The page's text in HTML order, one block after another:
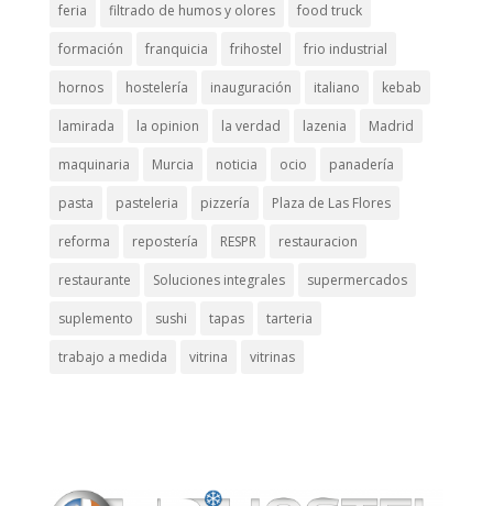
feria filtrado de humos y olores food truck
formación franquicia frihostel frio industrial
hornos hostelería inauguración italiano kebab
lamirada la opinion la verdad lazenia Madrid
maquinaria Murcia noticia ocio panadería
pasta pasteleria pizzería Plaza de Las Flores
reforma repostería RESPR restauracion
restaurante Soluciones integrales supermercados
suplemento sushi tapas tarteria
trabajo a medida vitrina vitrinas